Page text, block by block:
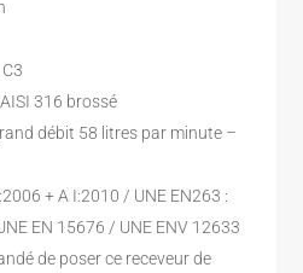
316 brossé
débit 58 litres par minute –
+ A I:2010 / UNE EN263 :
EN 15676 / UNE ENV 12633
de poser ce receveur de